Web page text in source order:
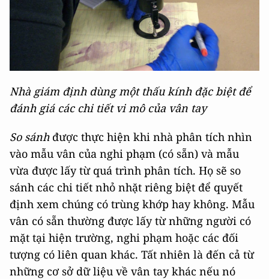
Nhà giám định dùng một thấu kính đặc biệt để
đánh giá các chi tiết vi mô của vân tay
So sánhđược thực hiện khi nhà phân tích nhìn
vào mẫu vân của nghi phạm (có sẵn) và mẫu
vừa được lấy từ quá trình phân tích. Họ sẽ so
sánh các chi tiết nhỏ nhặt riêng biệt để quyết
định xem chúng có trùng khớp hay không. Mẫu
vân có sẵn thường được lấy từ những người có
mặt tại hiện trường, nghi phạm hoặc các đối
tượng có liên quan khác. Tất nhiên là đến cả từ
những cơ sở dữ liệu về vân tay khác nếu nó